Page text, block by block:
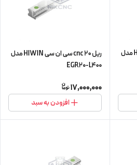
ریل 15 cnc سی ان سی HIWIN مدل
ریل 20 cnc سی ان سی HIWIN مدل
EGR20-L400
17,000,000
افزودن به سبد